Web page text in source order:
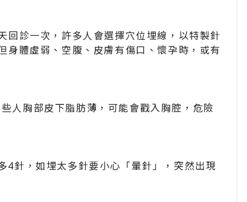
診一次，許多人會選擇穴位埋線，以特製針
身體虛弱、空腹、皮膚有傷口、懷孕時，或有
人胸部皮下脂肪薄，可能會戳入胸腔，危險
4針，如埋太多針要小心「暈針」，突然出現